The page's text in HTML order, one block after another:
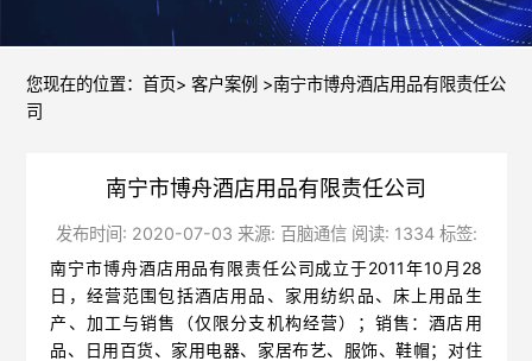
您现在的位置： 首页> 客户案例 >南宁市博舟酒店用品有限责任公
司
南宁市博舟酒店用品有限责任公司
发布时间: 2020-07-03 来源: 百脑通信 阅读: 1334 标签:
南宁市博舟酒店用品有限责任公司成立于2011年10月28
日，经营范围包括酒店用品、家用纺织品、床上用品生
产、加工与销售（仅限分支机构经营）；销售：酒店用
品、日用百货、家用电器、家居布艺、服饰、鞋帽；对住